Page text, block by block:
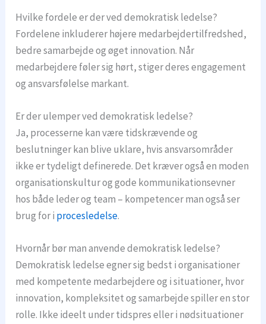
Hvilke fordele er der ved demokratisk ledelse?
Fordelene inkluderer højere medarbejdertilfredshed,
bedre samarbejde og øget innovation. Når
medarbejdere føler sig hørt, stiger deres engagement
og ansvarsfølelse markant.
Er der ulemper ved demokratisk ledelse?
Ja, processerne kan være tidskrævende og
beslutninger kan blive uklare, hvis ansvarsområder
ikke er tydeligt definerede. Det kræver også en moden
organisationskultur og gode kommunikationsevner
hos både leder og team – kompetencer man også ser
brug for i procesledelse.
Hvornår bør man anvende demokratisk ledelse?
Demokratisk ledelse egner sig bedst i organisationer
med kompetente medarbejdere og i situationer, hvor
innovation, kompleksitet og samarbejde spiller en stor
rolle. Ikke ideelt under tidspres eller i nødsituationer